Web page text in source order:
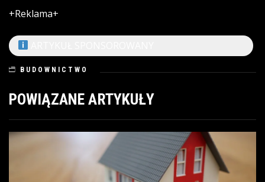
+Reklama+
BUDOWNICTWO
POWIĄZANE ARTYKUŁY